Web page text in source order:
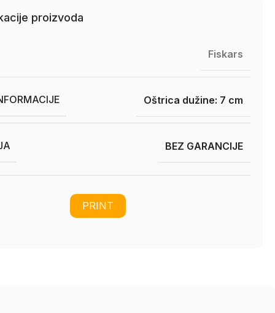
proizvoda
Fiskars
Oštrica dužine: 7 cm
BEZ GARANCIJE
PRINT